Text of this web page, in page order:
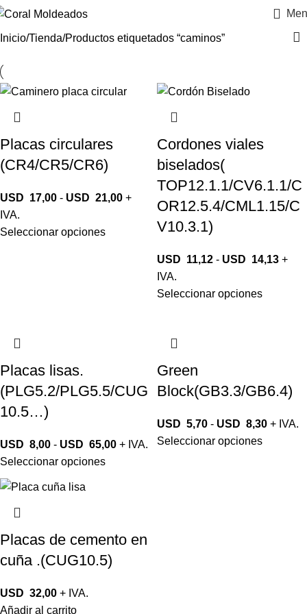
Inicio Tienda Productos etiquetados “caminos”
Placas circulares
(CR4/CR5/CR6)
USD 17,00 - USD 21,00 +
IVA.
Seleccionar opciones
Cordones viales
biselados(
TOP12.1.1/CV6.1.1/C
OR12.5.4/CML1.15/C
V10.3.1)
USD 11,12 - USD 14,13 +
IVA.
Seleccionar opciones
Placas lisas.
(PLG5.2/PLG5.5/CUG
10.5…)
USD 8,00 - USD 65,00 + IVA.
Seleccionar opciones
Green
Block(GB3.3/GB6.4)
USD 5,70 - USD 8,30 + IVA.
Seleccionar opciones
Placas de cemento en
cuña .(CUG10.5)
USD 32,00 + IVA.
Añadir al carrito